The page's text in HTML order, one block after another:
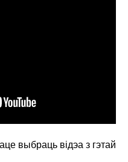
выбраць відэа з гэтай